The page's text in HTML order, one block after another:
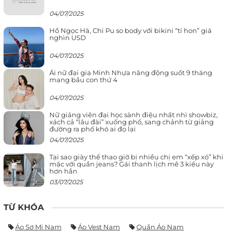
04/07/2025
Hồ Ngọc Hà, Chi Pu so body với bikini “tí hon” giá
nghìn USD
04/07/2025
Ái nữ đại gia Minh Nhựa năng động suốt 9 tháng
mang bầu con thứ 4
04/07/2025
Nữ giảng viên đại học sành điệu nhất nhì showbiz,
xách cả “lâu đài” xuống phố, sang chảnh từ giảng
đường ra phố khó ai đọ lại
04/07/2025
Tại sao giày thể thao giờ bị nhiều chị em “xếp xó” khi
mặc với quần jeans? Gái thanh lịch mê 3 kiểu này
hơn hẳn
03/07/2025
TỪ KHÓA
Áo Sơ Mi Nam Áo Vest Nam Quần Áo Nam